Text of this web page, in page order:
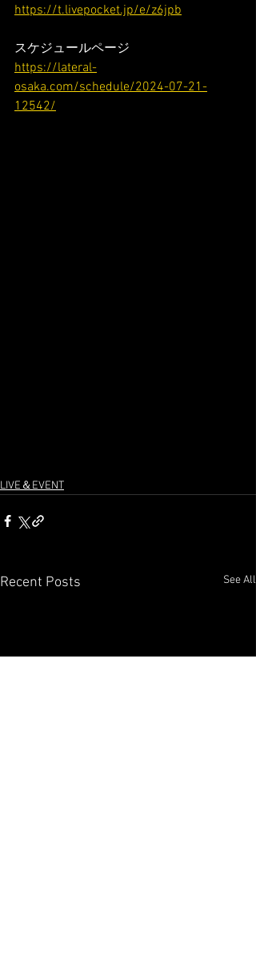
https://t.livepocket.jp/e/z6jpb
スケジュールページ
https://lateral-
osaka.com/schedule/2024-07-21-
12542/
LIVE＆EVENT
Recent Posts See All